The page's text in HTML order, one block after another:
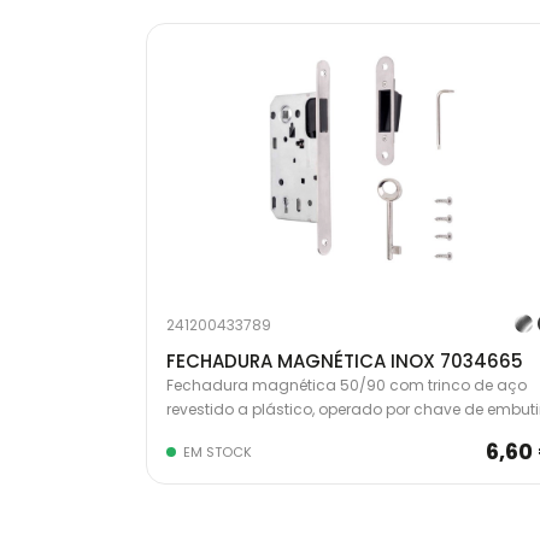
241200433789
FECHADURA MAGNÉTICA INOX 7034665
Fechadura magnética 50/90 com trinco de aço
revestido a plástico, operado por chave de
graças ao trinco totalmente fechado.
EM STOCK